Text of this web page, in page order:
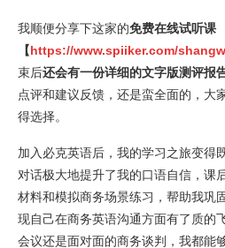
我顺便分享下这家的免费在线试听课
【https://www.spiiker.com/
束后还会有一份详细的文字版测评报
点评和建议反馈，还是蛮全面的，大
得选择。
加入必克英语后，我的学习之旅变得
对话极大地提升了我的口语自信，课
材料和模拟商务场景练习，帮助我巩
现自己在商务英语沟通方面有了质的
会议还是面对面的商务谈判，我都能